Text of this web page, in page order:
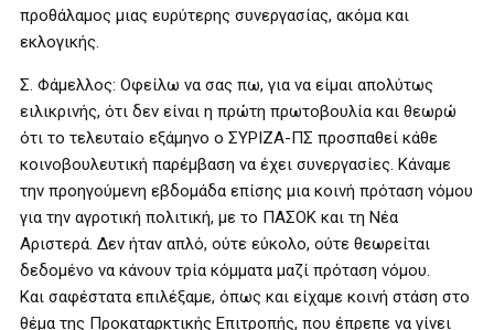
προθάλαμος μιας ευρύτερης συνεργασίας, ακόμα και
εκλογικής.
Σ. Φάμελλος: Οφείλω να σας πω, για να είμαι απολύτως
ειλικρινής, ότι δεν είναι η πρώτη πρωτοβουλία και θεωρώ
ότι το τελευταίο εξάμηνο ο ΣΥΡΙΖΑ-ΠΣ προσπαθεί κάθε
κοινοβουλευτική παρέμβαση να έχει συνεργασίες. Κάναμε
την προηγούμενη εβδομάδα επίσης μια κοινή πρόταση νόμου
για την αγροτική πολιτική, με το ΠΑΣΟΚ και τη Νέα
Αριστερά. Δεν ήταν απλό, ούτε εύκολο, ούτε θεωρείται
δεδομένο να κάνουν τρία κόμματα μαζί πρόταση νόμου.
Και σαφέστατα επιλέξαμε, όπως και είχαμε κοινή στάση στο
θέμα της Προκαταρκτικής Επιτροπής, που έπρεπε να γίνει